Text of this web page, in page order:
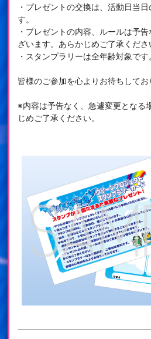
・プレゼントの交換は、活動日当
す。
・プレゼントの内容、ルールは予
ざいます。あらかじめご了承くださ
・スタンプラリーは全年齢対象です
皆様のご参加を心よりお待ちしてお
※内容は予告なく、急遽変更となる
じめご了承ください。